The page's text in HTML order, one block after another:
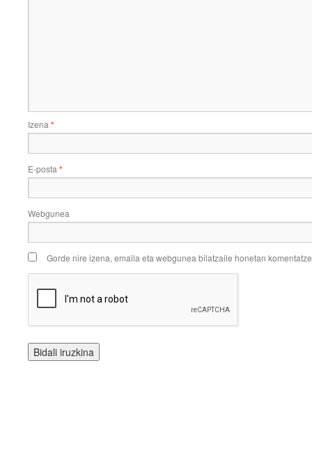
Izena *
E-posta *
Webgunea
Gorde nire izena, emaila eta webgunea bilatzaile honetan